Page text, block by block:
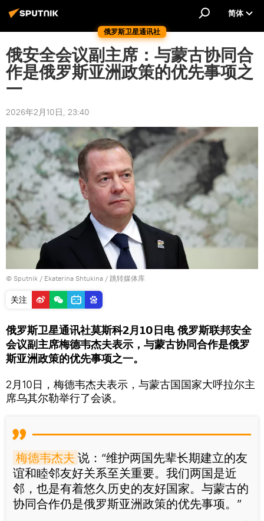
俄罗斯卫星通讯社
简体
俄安全会议副主席：与蒙古协同合
作是俄罗斯亚洲政策的优先事项之
一
2026年2月10日, 23:40
© Sputnik / Ekaterina Shtukina / 跳转媒体库
关注
俄罗斯卫星通讯社莫斯科2月10日电 俄罗斯联邦安全
会议副主席梅德韦杰夫表示，与蒙古协同合作是俄罗
斯亚洲政策的优先事项之一。
2月10日，梅德韦杰夫表示，与蒙古国国家大呼拉尔主
席乌其尔勒举行了会谈。
梅德韦杰夫 说：“维护两国先辈长期建立的友
谊和睦邻友好关系至关重要。我们两国是近
邻，也是有着悠久历史的友好国家。与蒙古的
协同合作仍是俄罗斯亚洲政策的优先事项。”